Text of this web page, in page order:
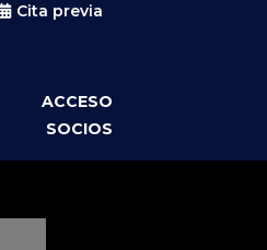
Cita previa
ACCESO
SOCIOS